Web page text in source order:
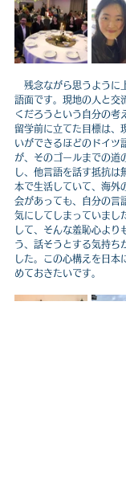
残念ながら思うように
語面です。現地の人と交
くだろうという自分の考
留学前に立てた目標は、
いができるほどのドイツ
が、そのゴールまでの道
し、他言語を話す抵抗は
本で生活していて、海外
会があっても、自分の言
気にしてしまっていまし
して、そんな羞恥心より
う、話そうとする気持ち
した。この心構えを日本
めておきたいです。